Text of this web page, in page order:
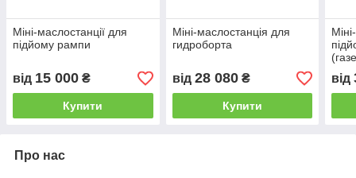
Міні-маслостанції для
підйому рампи
від 15 000 ₴
Купити
Міні-маслостанція для
гидроборта
від 28 080₴
Купити
від
Про нас